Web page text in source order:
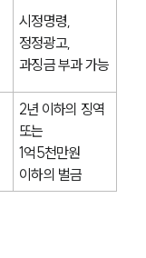
시정명령,
정정광고,
과징금 부과 가능
2년 이하의 징역
또는
1억5천만원
이하의 벌금